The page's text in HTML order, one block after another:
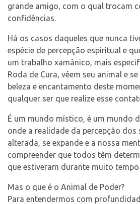
Select Language ▼
grande amigo, com o qual trocam
confidências.
Há os casos daqueles que nunca
espécie de percepção espiritual e
um trabalho xamânico, mais
Roda de Cura, vêem seu animal e
beleza e encantamento deste
qualquer ser que realize esse
É um mundo místico, é um mundo
onde a realidade da percepção
alterada, se expande e a nossa
compreender que todos têm
que estiveram durante muito
Mas o que é o Animal de Poder?
Para entendermos com